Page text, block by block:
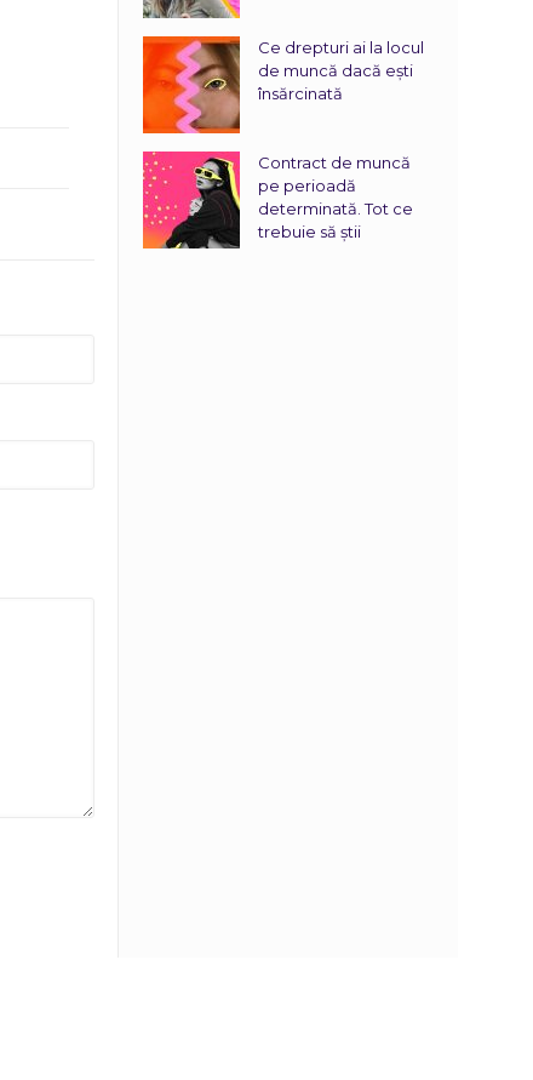
Ce drepturi ai la locul
de muncă dacă ești
însărcinată
Contract de muncă
pe perioadă
determinată. Tot ce
trebuie să știi